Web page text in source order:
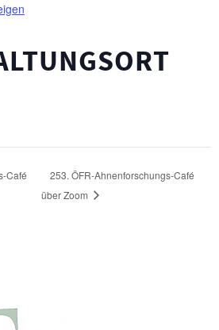
Café
253. ÖFR-Ahnenforschungs-Café
über Zoom